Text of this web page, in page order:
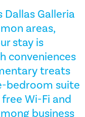
Galleria
areas,
stay is
conveniences
treats
bedroom suite
Wi-Fi and
business